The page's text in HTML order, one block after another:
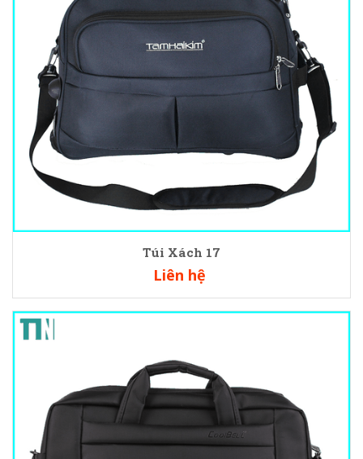
Túi Xách 17
Liên hệ